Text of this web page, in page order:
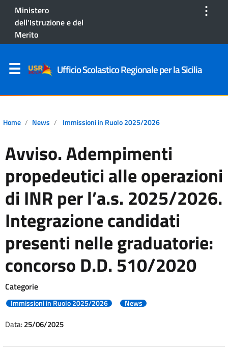
Ministero
dell'Istruzione e del
Merito
⋮
Ufficio Scolastico Regionale per la Sicilia
Home News Immissioni in Ruolo 2025/2026
Avviso. Adempimenti
propedeutici alle operazioni
di INR per l’a.s. 2025/2026.
Integrazione candidati
presenti nelle graduatorie:
concorso D.D. 510/2020
Categorie
Immissioni in Ruolo 2025/2026 News
Data:25/06/2025